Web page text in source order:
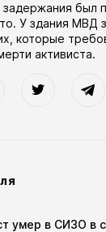
был
У здания МВД
которые
активиста.
умер в СИЗО в